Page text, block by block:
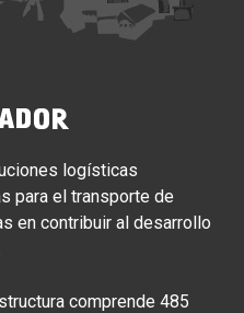
logísticas
para el transporte de
en contribuir al desarrollo
comprende 485